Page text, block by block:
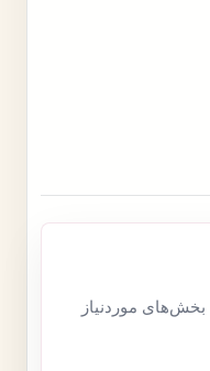
بخش‌های موردنیاز